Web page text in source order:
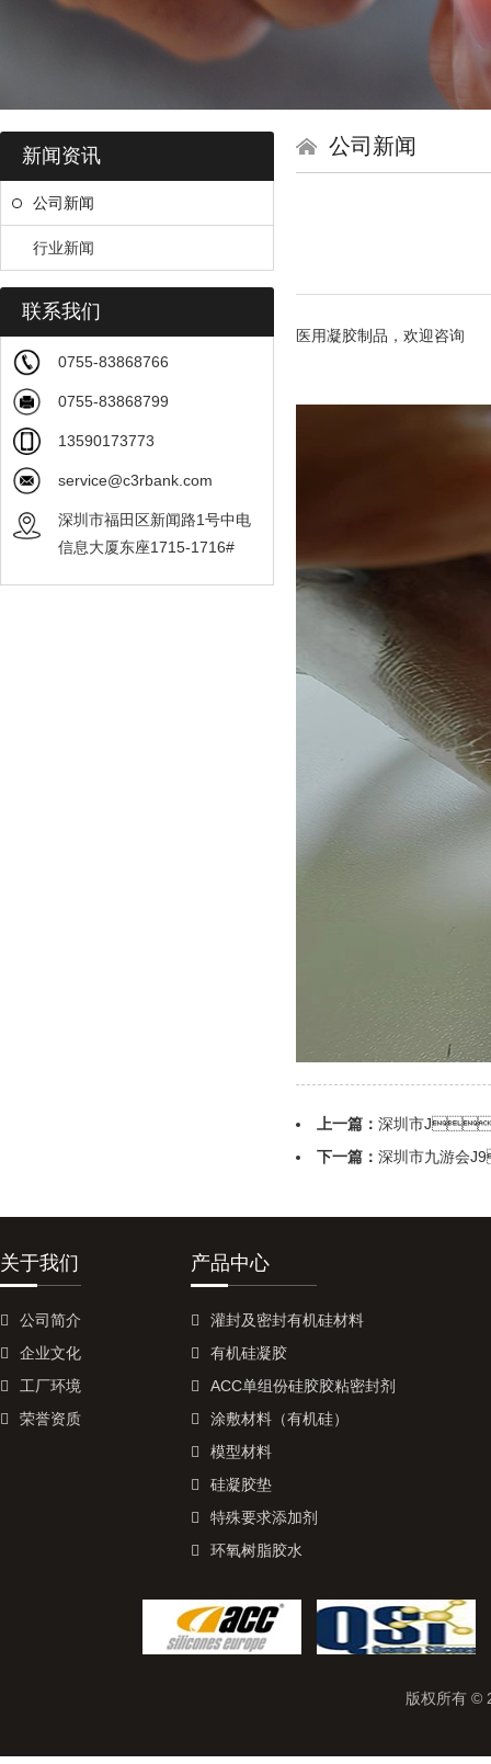
新闻资讯
公司新闻
行业新闻
联系我们
0755-83868766
0755-83868799
13590173773
service@c3rbank.com
深圳市福田区新闻路1号中电
信息大厦东座1715-1716#
公司新闻
医用凝胶制品，欢迎咨询
上一篇： 深圳市
下一篇： 深圳市九
关于我们
公司简介
企业文化
工厂环境
荣誉资质
产品中心
灌封及密封有机硅材料
有机硅凝胶
ACC单组份硅胶胶粘密封剂
涂敷材料（有机硅）
模型材料
硅凝胶垫
特殊要求添加剂
环氧树脂胶水
版权所有 ©